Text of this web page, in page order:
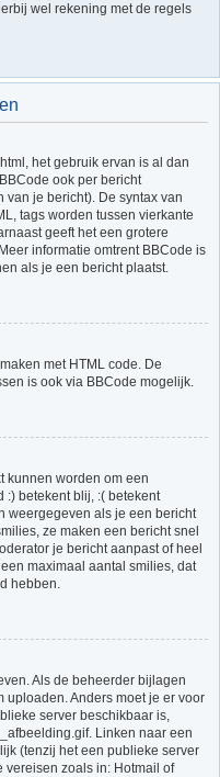
wel rekening met de regels
het gebruik ervan is al dan
ook per bericht
je bericht). De syntax van
tags worden tussen vierkante
geeft het een grotere
informatie omtrent BBCode is
als je een bericht plaatst.
met HTML code. De
is ook via BBCode mogelijk.
kunnen worden om een
:) betekent blij, :( betekent
weergegeven als je een bericht
ze maken een bericht snel
je bericht aanpast of heel
maximaal aantal smilies, dat
hebben.
Als de beheerder bijlagen
uploaden. Anders moet je er voor
server beschikbaar is,
Linken naar een
(tenzij het een publieke server
vereisen zoals in: Hotmail of